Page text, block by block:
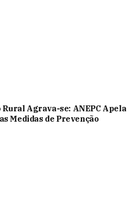
Agrava-se: ANEPC Apela
Medidas de Prevenção